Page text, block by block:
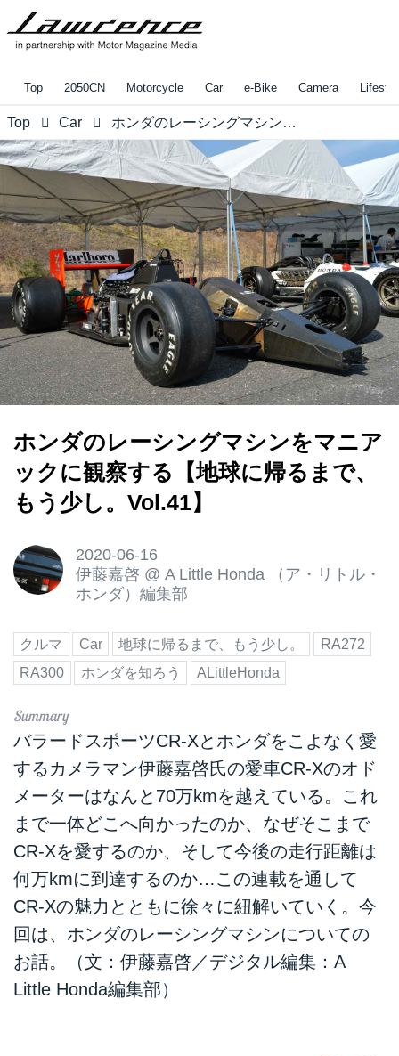
Top 2050CN Motorcycle Car e-Bike Camera
Top Car ホンダのレーシングマシンをマニアックに観察する【地球に帰るまで、もう少し。Vol.41】
ホンダのレーシングマシンをマニア
ックに観察する【地球に帰るまで、
もう少し。Vol.41】
2020-06-16
伊藤嘉啓 @ A Little Honda （ア・リトル・
ホンダ）編集部
クルマ Car 地球に帰るまで、もう少し。
RA272
RA300
ホンダを知ろう ALittleHonda
バラードスポーツCR-Xとホンダをこよなく愛
するカメラマン伊藤嘉啓氏の愛車CR-Xのオド
メーターはなんと70万kmを越えている。これ
まで一体どこへ向かったのか、なぜそこまで
CR-Xを愛するのか、そして今後の走行距離は
何万kmに到達するのか…この連載を通して
CR-Xの魅力とともに徐々に紐解いていく。今
回は、ホンダのレーシングマシンについての
お話。（文：伊藤嘉啓／デジタル編集：A
Little Honda編集部）